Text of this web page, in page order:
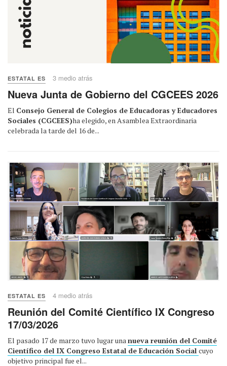
ESTATAL ES 3 medio atrás
Nueva Junta de Gobierno del CGCEES 2026
El Consejo General de Colegios de Educadoras y Educadores
Sociales (CGCEES)ha elegido, en Asamblea Extraordinaria
celebrada la tarde del 16 de...
ESTATAL ES 4 medio atrás
Reunión del Comité Científico IX Congreso
17/03/2026
El pasado 17 de marzo tuvo lugar una nueva reunión del Comité
Científico del IX Congreso Estatal de Educación Social cuyo
objetivo principal fue el...